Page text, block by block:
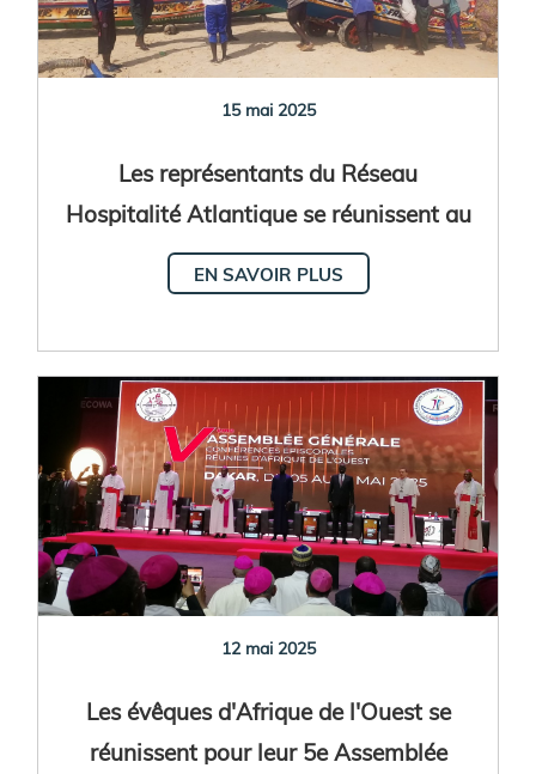
15 mai 2025
Les représentants du Réseau
Hospitalité Atlantique se réunissent au
Sénégal
EN SAVOIR PLUS
12 mai 2025
Les évêques d'Afrique de l'Ouest se
réunissent pour leur 5e Assemblée